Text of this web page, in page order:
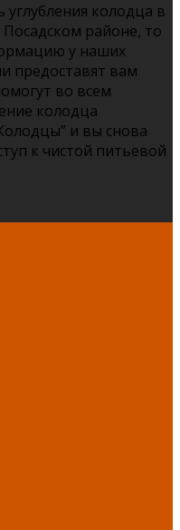
углубления колодца в
районе, то
у наших
предоставят вам
во всем
колодца
и вы снова
к чистой питьевой